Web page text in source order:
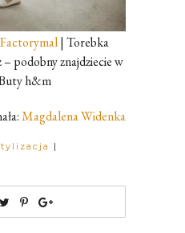
Factorymal| Torebka
podobny znajdziecie w
h&m
Magdalena Widenka
|